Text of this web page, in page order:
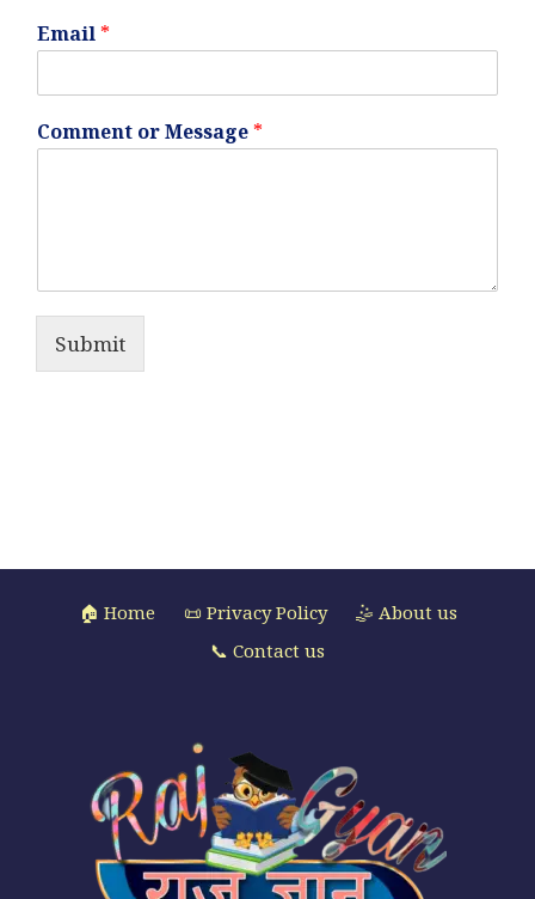
Email *
Comment or Message *
Submit
🏠 Home 📜 Privacy Policy
🤹 About us
📞 Contact us